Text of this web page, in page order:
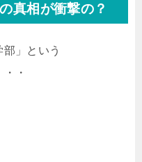
真相が衝撃の？
」という
・